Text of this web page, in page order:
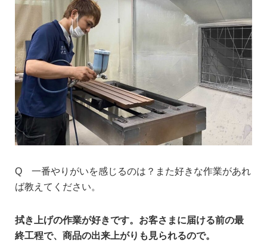
Q 一番やりがいを感じるのは？また好きな作業があれ
ば教えてください。
拭き上げの作業が好きです。お客さまに届ける前の最
終工程で、商品の出来上がりも見られるので。